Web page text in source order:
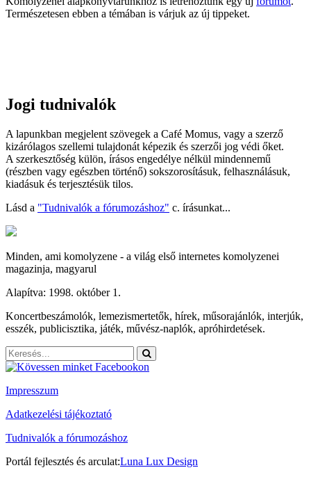
Természetesen ebben a témában is várjuk az új tippeket.
Jogi tudnivalók
A lapunkban megjelent szövegek a Café Momus, vagy a szerző
kizárólagos szellemi tulajdonát képezik és szerzői jog védi őket.
A szerkesztőség külön, írásos engedélye nélkül mindennemű
(részben vagy egészben történő) sokszorosításuk, felhasználásuk,
kiadásuk és terjesztésük tilos.
Lásd a "Tudnivalók a fórumozáshoz" c. írásunkat...
Minden, ami komolyzene - a világ első internetes komolyzenei
magazinja, magyarul
Alapítva: 1998. október 1.
Koncertbeszámolók, lemezismertetők, hírek, műsorajánlók, interjúk,
esszék, publicisztika, játék, művész-naplók, apróhirdetések.
Impresszum
Adatkezelési tájékoztató
Tudnivalók a fórumozáshoz
Portál fejlesztés és arculat:Luna Lux Design